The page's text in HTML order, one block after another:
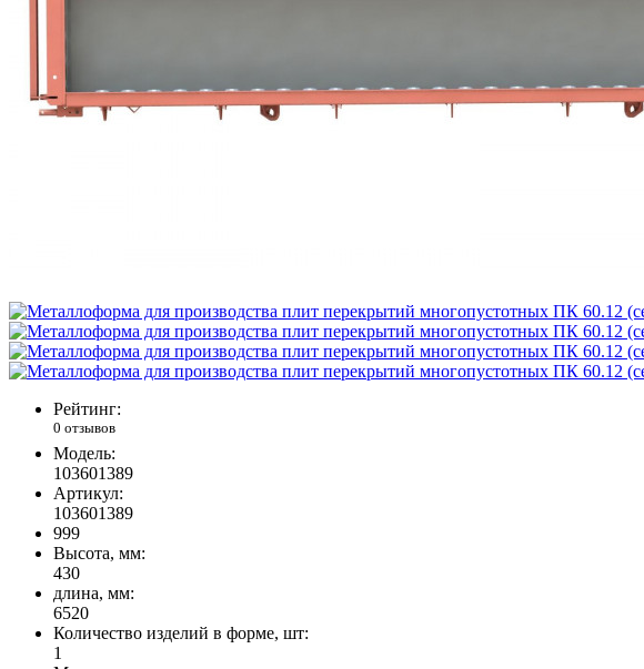
Рейтинг:
0 отзывов
Модель:
103601389
Артикул:
103601389
999
Высота, мм:
430
длина, мм:
6520
Количество изделий в форме, шт:
1